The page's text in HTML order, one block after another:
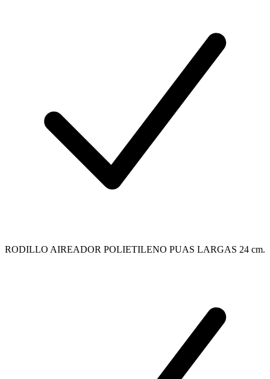
RODILLO AIREADOR POLIETILENO PUAS LARGAS 24 cm.